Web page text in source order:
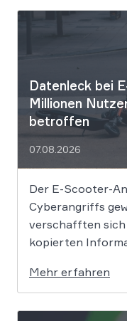
Datenleck bei
Millionen
betroffen
07.08.2026
Der E-Scooter-
Cyberangriffs
verschafften
kopierten
für Betroffene
vollständig
Ryde hat seine
Mehr erfahren